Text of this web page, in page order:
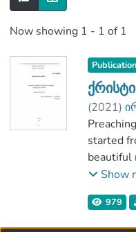
Now showing 1 - 1 of 1
Publication
(2021)
;
started
beautiful
The first
historical
One can
Show
979